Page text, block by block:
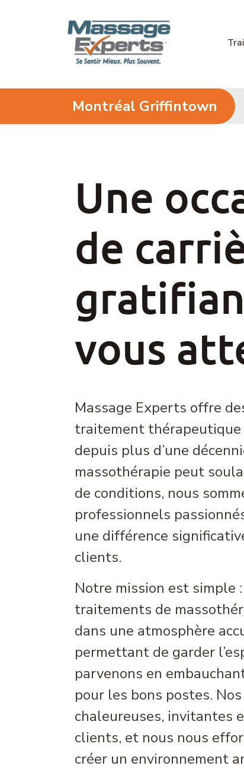
Montréal Griffintown
Une
de
vous
Massage Experts offre
traitement thérapeutique
depuis plus d’une
massothérapie peut
de conditions, nous
professionnels
une différence
clients.
Notre mission est simple
traitements de
dans une atmosphère
permettant de garder
parvenons en
pour les bons postes.
chaleureuses, invitantes
clients, et nous nous
créer un environnement